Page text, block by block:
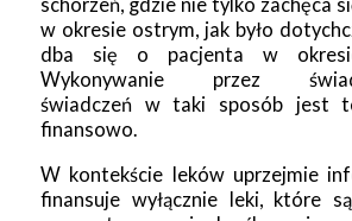
schorzeń, gdzie nie tylko zachęca
w okresie ostrym, jak było
dba się o pacjenta w
Wykonywanie przez
świadczeń w taki sposób jest
finansowo.
W kontekście leków uprzejmie
finansuje wyłącznie leki, które